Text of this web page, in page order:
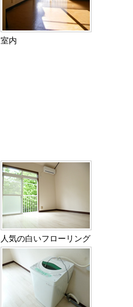
室内
人気の白いフローリング